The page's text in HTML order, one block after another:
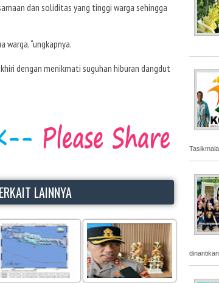
dan soliditas yang tinggi warga sehingga
“ungkapnya.
dengan menikmati suguhan hiburan dangdut
LAINNYA